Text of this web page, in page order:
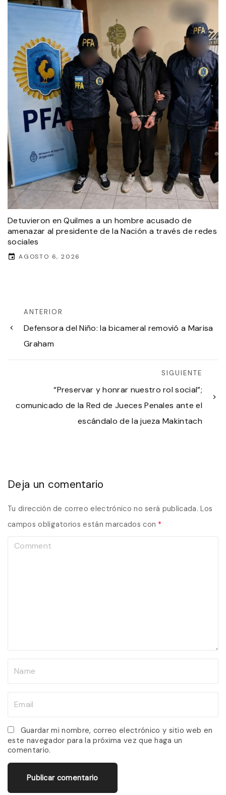
Detuvieron en Quilmes a un hombre acusado de
amenazar al presidente de la Nación a través de redes
sociales
AGOSTO 6, 2026
ANTERIOR
Defensora del Niño: la bicameral removió a Marisa
Graham
SIGUIENTE
“Preservar y honrar nuestro rol social”;
comunicado de la Red de Jueces Penales ante el
escándalo de la jueza Makintach
Deja un comentario
Tu dirección de correo electrónico no será publicada. Los
campos obligatorios están marcados con *
*
a
i
l
Guardar mi nombre, correo electrónico y sitio web en
este navegador para la próxima vez que haga un
comentario.